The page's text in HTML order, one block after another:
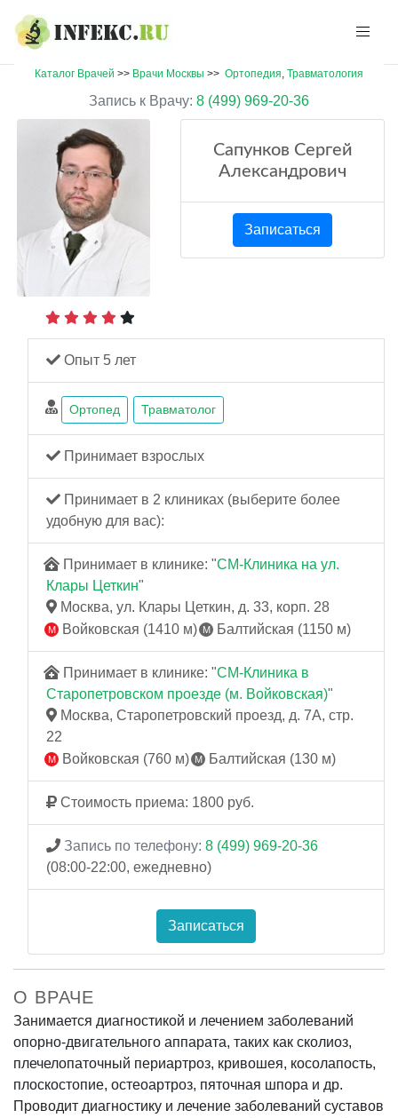
Каталог Врачей >> Врачи Москвы >> Ортопедия, Травматология
Запись к Врачу: 8 (499) 969-20-36
Сапунков Сергей
Александрович
Записаться
Опыт 5 лет
Ортопед Травматолог
Принимает взрослых
Принимает в 2 клиниках (выберите более
удобную для вас):
Принимает в клинике: "СМ-Клиника на ул.
Клары Цеткин"
Москва, ул. Клары Цеткин, д. 33, корп. 28
Войковская (1410 м)
Балтийская (1150 м)
Принимает в клинике: "СМ-Клиника в
Старопетровском проезде (м. Войковская)"
Москва, Старопетровский проезд, д. 7А, стр.
22
Войковская (760 м)
Балтийская (130 м)
Стоимость приема: 1800 руб.
Запись по телефону: 8 (499) 969-20-36
(08:00-22:00, ежедневно)
Записаться
О ВРАЧЕ
Занимается диагностикой и лечением заболеваний
опорно-двигательного аппарата, таких как сколиоз,
плечелопаточный периартроз, кривошея, косолапость,
плоскостопие, остеоартроз, пяточная шпора и др.
Проводит диагностику и лечение заболеваний суставов